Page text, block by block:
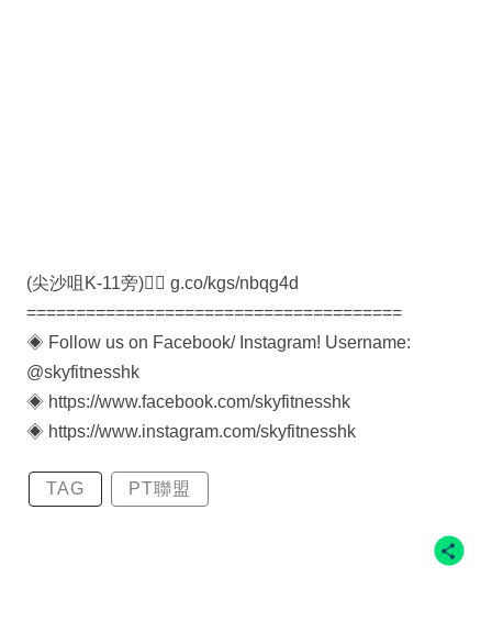
(尖沙咀K-11旁)👉🏻 g.co/kgs/nbqg4d
======================================
◈ Follow us on Facebook/ Instagram! Username:
@skyfitnesshk
◈ https://www.facebook.com/skyfitnesshk
◈ https://www.instagram.com/skyfitnesshk
TAG PT聯盟